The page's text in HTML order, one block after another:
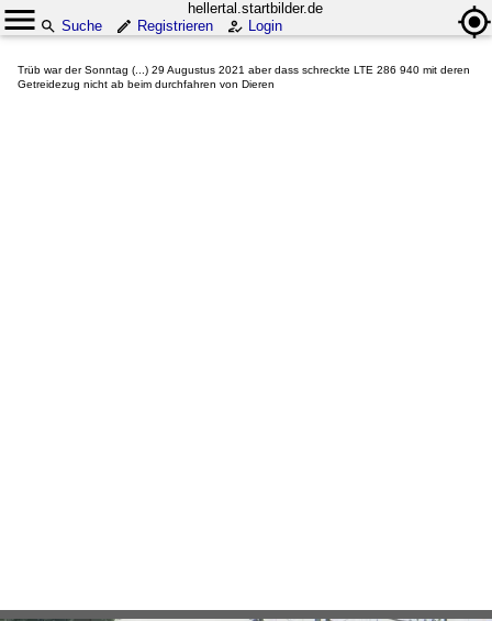
hellertal.startbilder.de
Suche
Registrieren Login
Trüb war der Sonntag (...) 29 Augustus 2021 aber dass schreckte LTE 286 940 mit deren
Getreidezug nicht ab beim durchfahren von Dieren